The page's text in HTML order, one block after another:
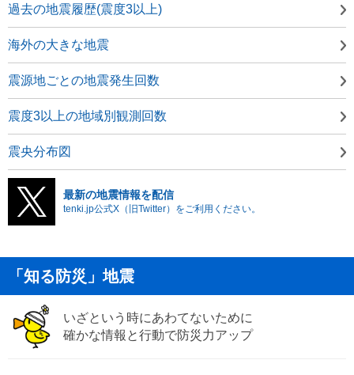
過去の地震履歴(震度3以上)
海外の大きな地震
震源地ごとの地震発生回数
震度3以上の地域別観測回数
震央分布図
最新の地震情報を配信
tenki.jp公式X（旧Twitter）をご利用ください。
「知る防災」地震
いざという時にあわてないために
確かな情報と行動で防災力アップ